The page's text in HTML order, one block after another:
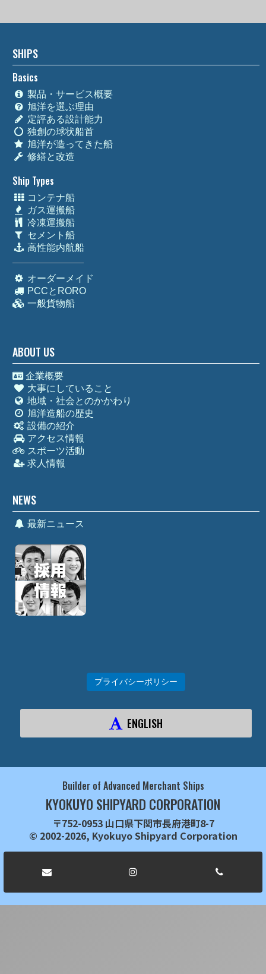
SHIPS
Basics
製品・サービス概要
旭洋を選ぶ理由
定評ある設計能力
独創の球状船首
旭洋が造ってきた船
修繕と改造
Ship Types
コンテナ船
ガス運搬船
冷凍運搬船
セメント船
高性能内航船
オーダーメイド
PCCとRORO
一般貨物船
ABOUT US
企業概要
大事にしていること
地域・社会とのかかわり
旭洋造船の歴史
設備の紹介
アクセス情報
スポーツ活動
求人情報
NEWS
最新ニュース
プライバシーポリシー
ENGLISH
Builder of Advanced Merchant Ships
KYOKUYO SHIPYARD CORPORATION
〒752-0953 山口県下関市長府港町8-7
© 2002-2026, Kyokuyo Shipyard Corporation